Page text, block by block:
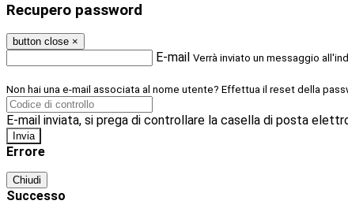
Recupero password
button close ×
E-mail Verrà inviato un messaggio
Non hai una e-mail associata al nome utente? Effettua il reset della
E-mail inviata, si prega di controllare la casella di posta
Errore
Chiudi
Successo